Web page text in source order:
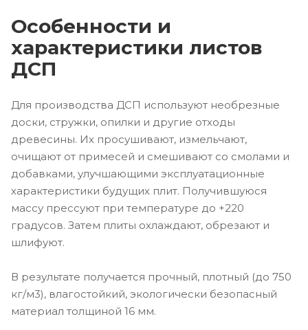
Особенности и
характеристики листов
ДСП
Для производства ДСП используют необрезные
доски, стружки, опилки и другие отходы
древесины. Их просушивают, измельчают,
очищают от примесей и смешивают со смолами и
добавками, улучшающими эксплуатационные
характеристики будущих плит. Получившуюся
массу прессуют при температуре до +220
градусов. Затем плиты охлаждают, обрезают и
шлифуют.
В результате получается прочный, плотный (до 750
кг/м3), влагостойкий, экологически безопасный
материал толщиной 16 мм.